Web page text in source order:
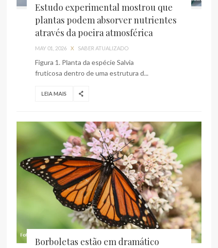
Estudo experimental mostrou que
plantas podem absorver nutrientes
através da poeira atmosférica
MAY 01, 2026 X SABER ATUALIZADO
Figura 1. Planta da espécie Salvia
fruticosa dentro de uma estrutura d...
LEIA MAIS
Borboletas estão em dramático